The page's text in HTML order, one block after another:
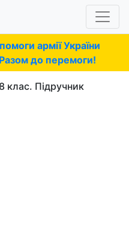
армії України
до перемоги!
клас. Підручник